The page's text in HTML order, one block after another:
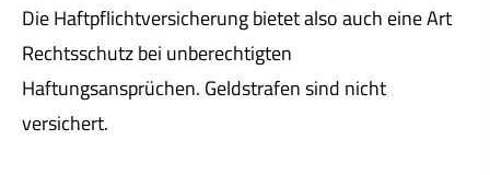
Die Haft­pflichtversicherung bietet also auch eine Art
Rechtsschutz bei unberechtigten
Haftungsansprüchen. Geldstrafen sind nicht
versichert.